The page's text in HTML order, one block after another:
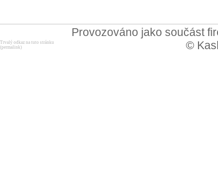
Provozováno jako součást
©
Trvalý odkaz na tuto stránku
(permalink)